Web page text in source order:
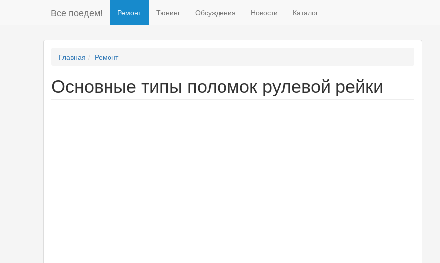
Все поедем! Ремонт Тюнинг Обсуждения Новости Каталог
Главная Ремонт
Основные типы поломок рулевой рейки